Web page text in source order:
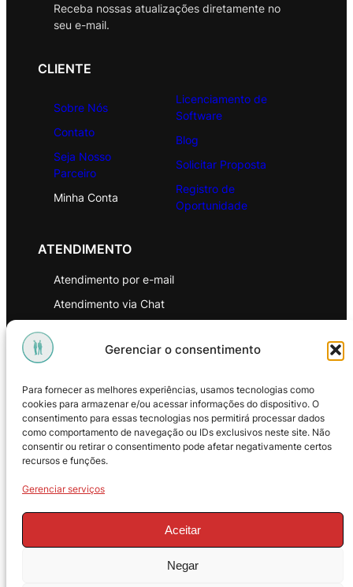
Gerenciar o consentimento
Para fornecer as melhores experiências, usamos tecnologias como
cookies para armazenar e/ou acessar informações do dispositivo. O
consentimento para essas tecnologias nos permitirá processar dados
como comportamento de navegação ou IDs exclusivos neste site. Não
consentir ou retirar o consentimento pode afetar negativamente certos
recursos e funções.
Gerenciar serviços
Aceitar
Negar
Receba nossas atualizações diretamente no
seu e-mail.
CLIENTE
Sobre Nós
Contato
Seja Nosso
Parceiro
Minha Conta
Licenciamento de
Software
Blog
Solicitar Proposta
Registro de
Oportunidade
ATENDIMENTO
Atendimento por e-mail
Atendimento via Chat
Política de Privacidade
Política de Troca e Devoluções
Política de Reembolso